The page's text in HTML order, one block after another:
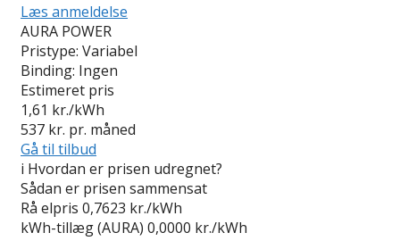
Læs anmeldelse
AURA POWER
Pristype: Variabel
Binding: Ingen
Estimeret pris
1,61 kr./kWh
537 kr. pr. måned
Gå til tilbud
i Hvordan er prisen udregnet?
Sådan er prisen sammensat
Rå elpris 0,7623 kr./kWh
kWh-tillæg (AURA) 0,0000 kr./kWh